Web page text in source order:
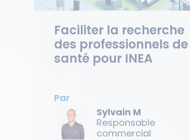
Faciliter la recherche
des professionnels de
santé pour INEA
Par
Sylvain M
Responsable
commercial